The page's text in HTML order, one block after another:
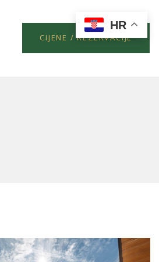
CIJENE / REZERVACIJE
HR